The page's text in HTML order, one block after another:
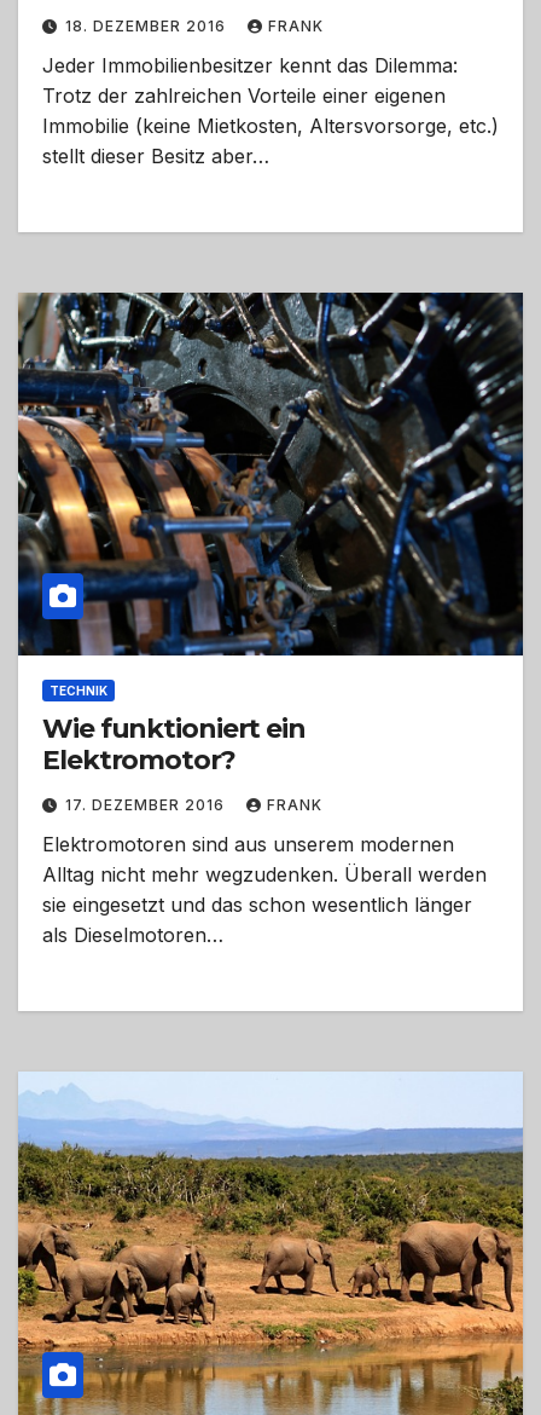
18. DEZEMBER 2016 FRANK
Jeder Immobilienbesitzer kennt das Dilemma:
Trotz der zahlreichen Vorteile einer eigenen
Immobilie (keine Mietkosten, Altersvorsorge, etc.)
stellt dieser Besitz aber…
TECHNIK
Wie funktioniert ein
Elektromotor?
17. DEZEMBER 2016 FRANK
Elektromotoren sind aus unserem modernen
Alltag nicht mehr wegzudenken. Überall werden
sie eingesetzt und das schon wesentlich länger
als Dieselmotoren…